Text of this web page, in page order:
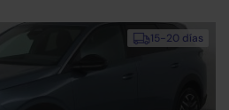
15-20 días